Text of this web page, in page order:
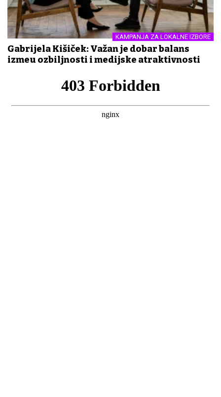
KAMPANJA ZA LOKALNE IZBORE
Gabrijela Kišiček: Važan je dobar balans
između ozbiljnosti i medijske atraktivnosti